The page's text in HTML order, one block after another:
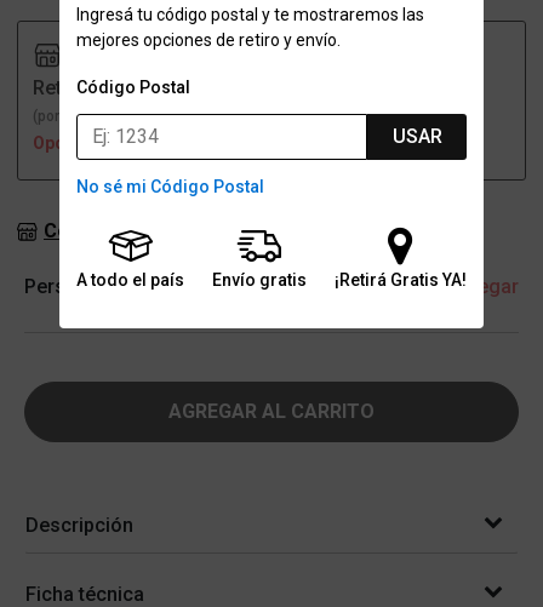
Ingresá tu código postal y te mostraremos las
mejores opciones de retiro y envío.
Código Postal
USAR
No sé mi Código Postal
A todo el país Envío gratis ¡Retirá Gratis YA!
Retiro
(por una sucursal)
Opción no disponible
(a domicilio)
Opción no disponible
Consultar stock en sucursales
Personalización + Agregar
AGREGAR AL CARRITO
Descripción
Ficha técnica